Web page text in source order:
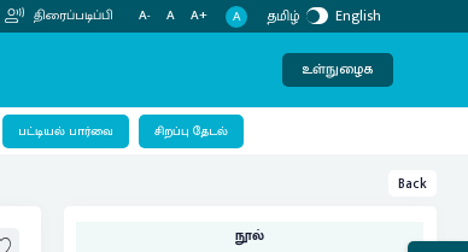
திரைப்படிப்பி A- A A+ A தமிழ் English
உள்நுழைக
பட்டியல் பார்வை சிறப்பு தேடல்
Back
நூல்